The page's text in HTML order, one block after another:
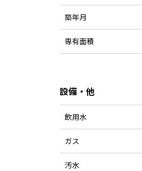
築年月
専有面積
設備・他
飲用水
ガス
汚水